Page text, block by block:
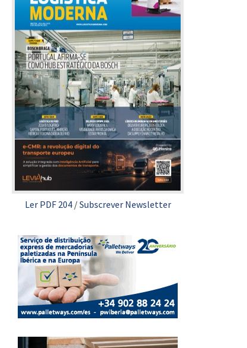
Ler PDF 204/Subscrever Newsletter